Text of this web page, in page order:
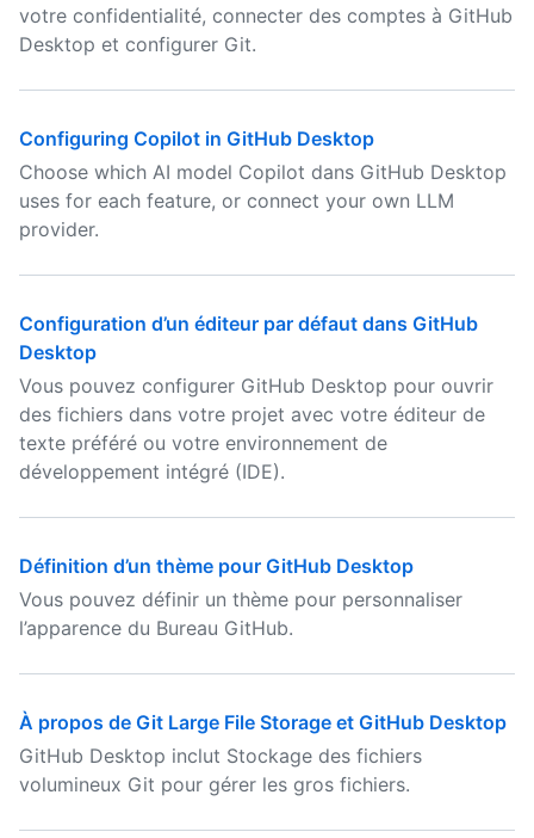
votre confidentialité, connecter des comptes à GitHub
Desktop et configurer Git.
Configuring Copilot in GitHub Desktop
Choose which AI model Copilot dans GitHub Desktop
uses for each feature, or connect your own LLM
provider.
Configuration d’un éditeur par défaut dans GitHub
Desktop
Vous pouvez configurer GitHub Desktop pour ouvrir
des fichiers dans votre projet avec votre éditeur de
texte préféré ou votre environnement de
développement intégré (IDE).
Définition d’un thème pour GitHub Desktop
Vous pouvez définir un thème pour personnaliser
l’apparence du Bureau GitHub.
À propos de Git Large File Storage et GitHub Desktop
GitHub Desktop inclut Stockage des fichiers
volumineux Git pour gérer les gros fichiers.